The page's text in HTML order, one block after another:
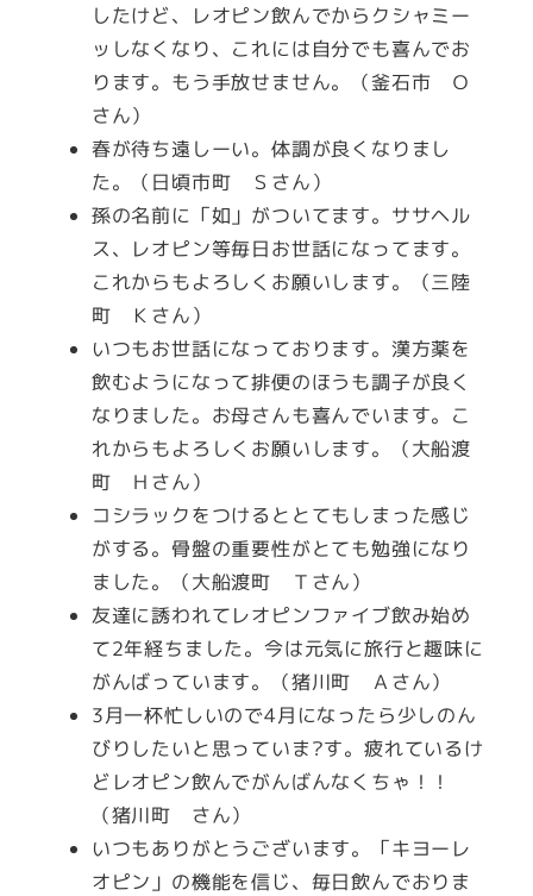
したけど、レオピン飲んでからクシャミー
ッしなくなり、これには自分でも喜んでお
ります。もう手放せません。（釜石市 Ｏ
さん）
春が待ち遠しーい。体調が良くなりまし
た。（日頃市町 Ｓさん）
孫の名前に「如」がついてます。ササヘル
ス、レオピン等毎日お世話になってます。
これからもよろしくお願いします。（三陸
町 Ｋさん）
いつもお世話になっております。漢方薬を
飲むようになって排便のほうも調子が良く
なりました。お母さんも喜んでいます。こ
れからもよろしくお願いします。（大船渡
町 Ｈさん）
コシラックをつけるととてもしまった感じ
がする。骨盤の重要性がとても勉強になり
ました。（大船渡町 Ｔさん）
友達に誘われてレオピンファイブ飲み始め
て2年経ちました。今は元気に旅行と趣味に
がんばっています。（猪川町 Ａさん）
3月一杯忙しいので4月になったら少しのん
びりしたいと思っていま?す。疲れているけ
どレオピン飲んでがんばんなくちゃ！！
（猪川町 さん）
いつもありがとうございます。「キヨーレ
オピン」の機能を信じ、毎日飲んでおりま